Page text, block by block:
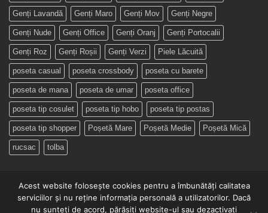
Genți Lavandă Genți Maro Genți Mov Genți Negre
Genți Nude Genți Office Genți Oranj Genți Portocalii
Genți Roz Genți Roșii Genți Verzi Piele Lăcuită
poseta casual poseta crossbody poseta cu barete
poseta de mana poseta de umar poseta office
poseta tip cosulet poseta tip hobo poseta tip postas
poseta tip shopper Poșetă Mare Poșetă Medie Poșetă Mică
rucsac tolba
Acest website folosește cookies pentru a îmbunătăți calitatea
serviciilor și nu reține informația personală a utilizatorilor. Dacă
nu sunteți de acord, părăsiți website-ul sau dezactivați